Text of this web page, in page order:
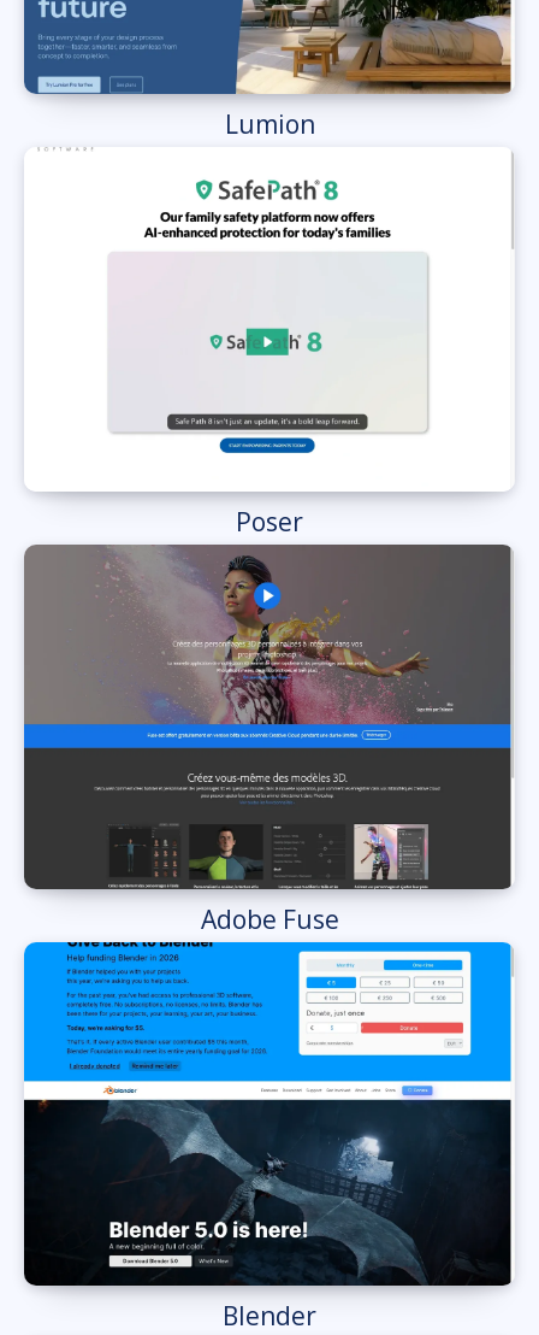
Lumion
Poser
Adobe Fuse
Blender